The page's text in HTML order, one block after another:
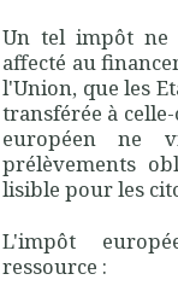
Un tel impôt ne
affecté au
l'Union, que les
transférée à
européen ne
prélèvements
lisible pour les
L'impôt
ressource :